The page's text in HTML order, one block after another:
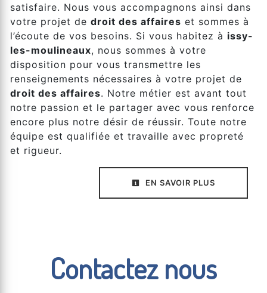
satisfaire. Nous vous accompagnons ainsi dans
votre projet de droit des affaires et sommes à
l’écoute de vos besoins. Si vous habitez à issy-
les-moulineaux, nous sommes à votre
disposition pour vous transmettre les
renseignements nécessaires à votre projet de
droit des affaires. Notre métier est avant tout
notre passion et le partager avec vous renforce
encore plus notre désir de réussir. Toute notre
équipe est qualifiée et travaille avec propreté
et rigueur.
EN SAVOIR PLUS
Contactez nous